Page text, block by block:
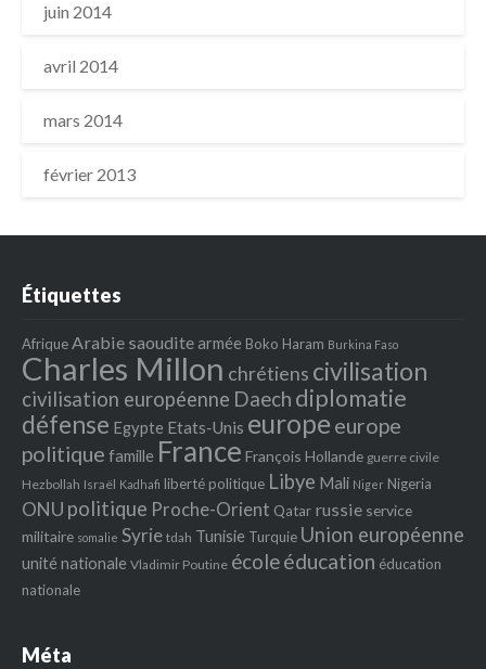
juin 2014
avril 2014
mars 2014
février 2013
Étiquettes
AfriqueArabie saoudite armée Boko Haram Burkina Faso
Charles Millon chrétiens civilisation
civilisation européenne Daech diplomatie
défense Egypte Etats‐Unis europeeurope
politique famille France François Hollande guerre civile
Hezbollah Israël Kadhafi liberté politique Libye Mali Niger Nigeria
ONU politique Proche-Orient Qatar russie service
militaire somalie Syrie tdah Tunisie Turquie Union européenne
unité nationale Vladimir Poutine écoleéducation éducation
nationale
Méta